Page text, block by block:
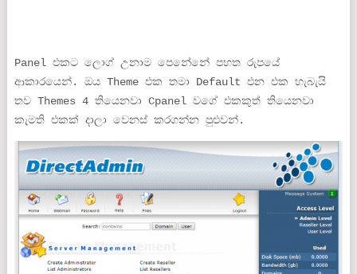
Panel එකට ලොග් උනාම පෙනේනේ පහත රුපයේ
ආකාරයෙන්. ඔය Theme එක තමා Default එන එක හැබැයි
තව Themes 4 තියෙනවා Cpanel වගේ එකකුත් තියෙනවා
කැමති එකක් දාලා වෙනස් කරගන්න පුළුවන්.